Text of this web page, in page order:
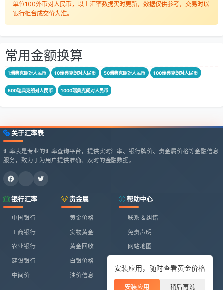
安装应用，随时查看黄金价格
安装应用 稍后再说
单位100外币对人民币，以上汇率数据实时更新，数据仅供参考，交易时以
银行柜台成交价为准。
常用金额换算
1瑞典克朗对人民币 10瑞典克朗对人民币 50瑞典克朗对人民币 100瑞典克朗对人民币
500瑞典克朗对人民币 1000瑞典克朗对人民币
关于汇率表
汇率表是专业的汇率查询平台，提供实时汇率、银行牌价、贵金属价格等金融信息
服务，致力于为用户提供准确、及时的金融数据。
银行汇率
中国银行
工商银行
农业银行
建设银行
中间价
贵金属
黄金价格
实物黄金
黄金回收
白银价格
油价信息
帮助中心
联系 & 纠错
免责声明
网站地图